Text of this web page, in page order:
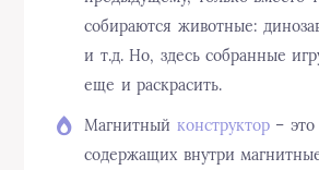
собираются животные:
и т.д. Но, здесь собранные
еще и раскрасить.
Магнитный конструктор– это
содержащих внутри